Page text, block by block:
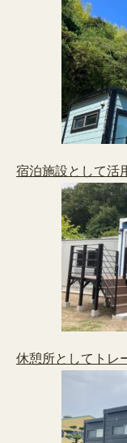
宿泊施設として
休憩所としてト